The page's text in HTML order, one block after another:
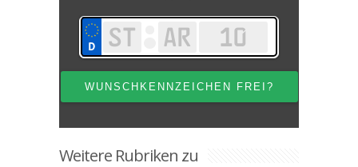
Weitere Rubriken zu